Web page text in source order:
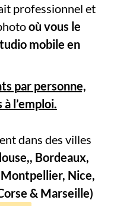
professionnel et
où vous le
mobile en
par personne,
l’emploi.
dans des villes
Bordeaux,
Nice,
& Marseille)